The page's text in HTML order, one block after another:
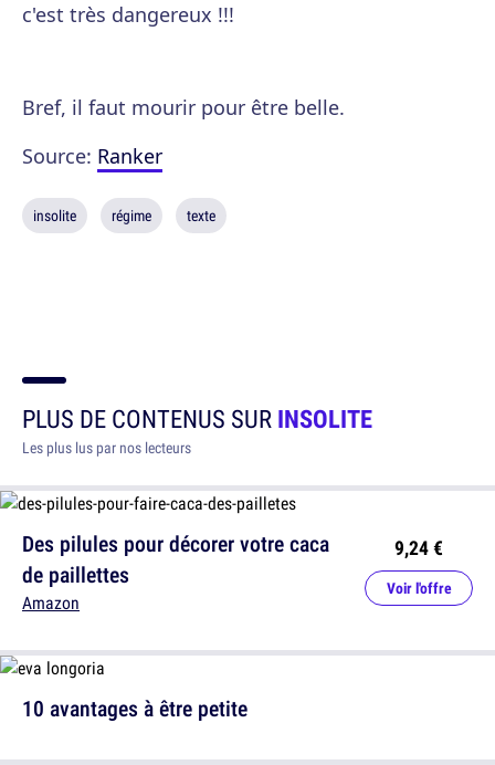
c'est très dangereux !!!
Bref, il faut mourir pour être belle.
Source: Ranker
insolite régime texte
PLUS DE CONTENUS SURINSOLITE
Les plus lus par nos lecteurs
Des pilules pour décorer votre caca
de paillettes
Amazon
9,24 €
Voir l'offre
10 avantages à être petite